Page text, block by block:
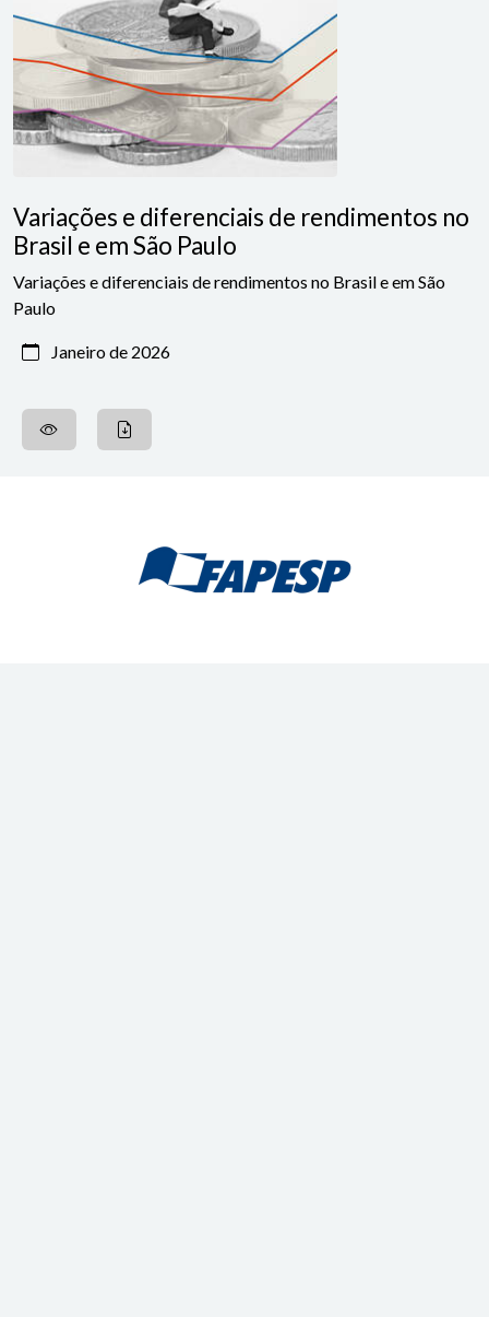
Variações e diferenciais de rendimentos no
Brasil e em São Paulo
Variações e diferenciais de rendimentos no Brasil e em São
Paulo
Janeiro de 2026